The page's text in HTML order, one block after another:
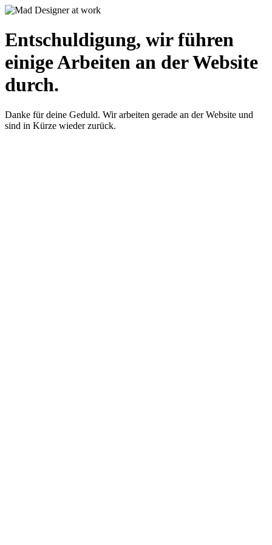
Entschuldigung, wir führen
einige Arbeiten an der Website
durch.
Danke für deine Geduld. Wir arbeiten gerade an der Website und
sind in Kürze wieder zurück.